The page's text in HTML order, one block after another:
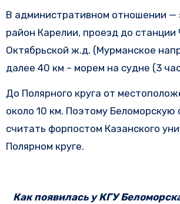
В административном отношении —
район Карелии, проезд до станции
Октябрьской ж.д. (Мурманское
далее 40 км – морем на судне (3
До Полярного круга от
около 10 км. Поэтому
считать форпостом Казанского
Полярном круге.
Как появилась у КГУ